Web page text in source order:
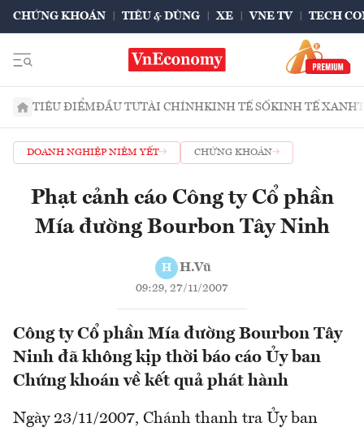
CHỨNG KHOÁN TIÊU & DÙNG XE VNE TV TECH
TIÊU ĐIỂMĐẦU TƯTÀI CHÍNHKINH TẾ SỐKINH TẾ XANH
DOANH NGHIỆP NIÊM YẾT CHỨNG KHOÁN
Phạt cảnh cáo Công ty Cổ phần
Mía đường Bourbon Tây Ninh
H H.Vũ
09:29, 27/11/2007
Công ty Cổ phần Mía đường Bourbon Tây
Ninh đã không kịp thời báo cáo Ủy ban
Chứng khoán về kết quả phát hành
Ngày 23/11/2007, Chánh thanh tra Ủy ban